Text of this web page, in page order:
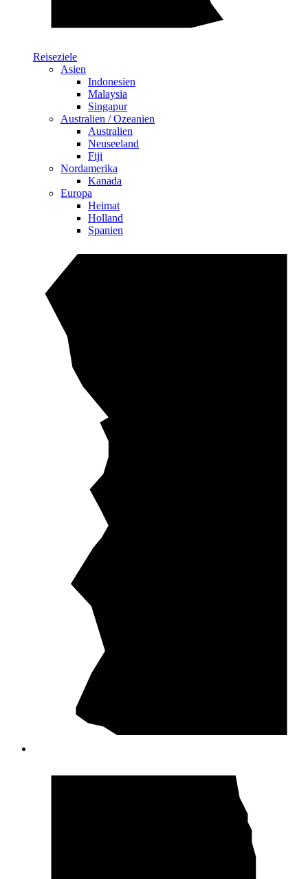
Reiseziele
Asien
Indonesien
Malaysia
Singapur
Australien / Ozeanien
Australien
Neuseeland
Fiji
Nordamerika
Kanada
Europa
Heimat
Holland
Spanien